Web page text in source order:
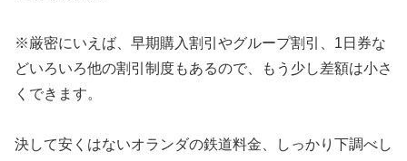
※厳密にいえば、早期購入割引やグループ割引、1日券な
どいろいろ他の割引制度もあるので、もう少し差額は小さ
くできます。
決して安くはないオランダの鉄道料金、しっかり下調べし